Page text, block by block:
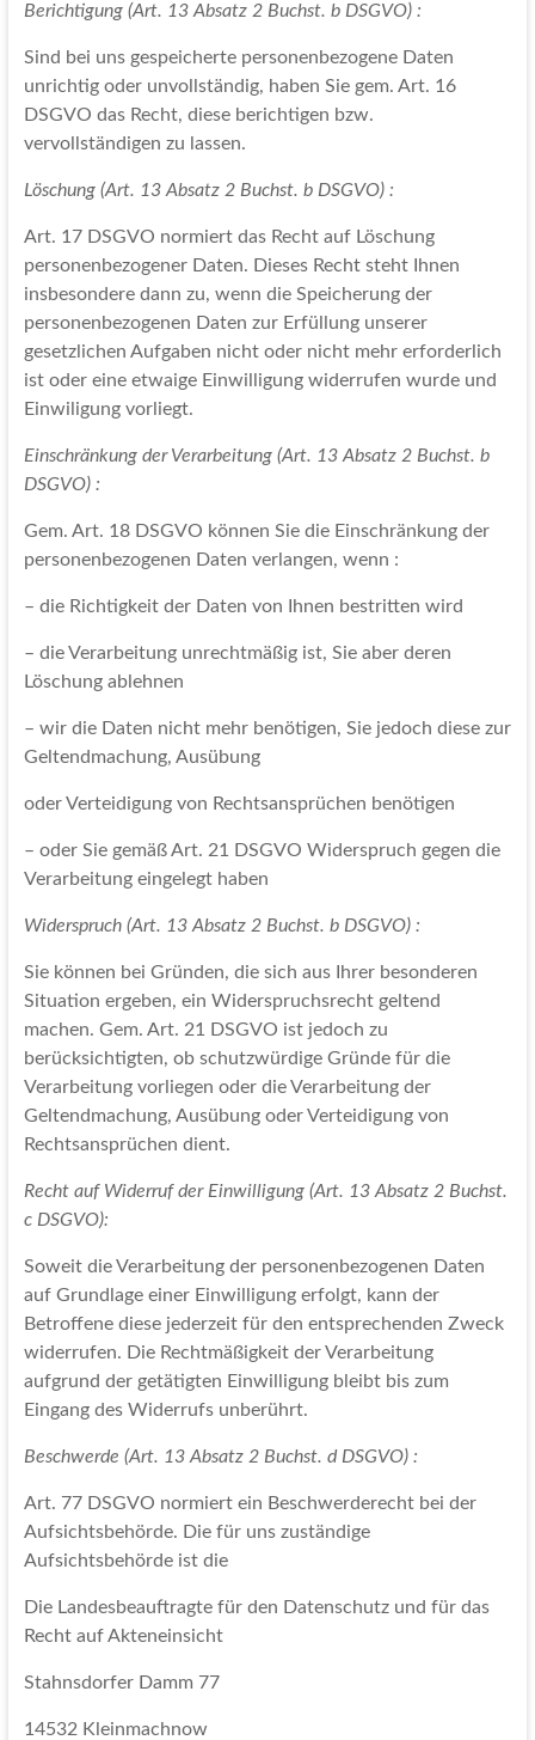
Berichtigung (Art. 13 Absatz 2 Buchst. b DSGVO) :
Sind bei uns gespeicherte personenbezogene Daten
unrichtig oder unvollständig, haben Sie gem. Art. 16
DSGVO das Recht, diese berichtigen bzw.
vervollständigen zu lassen.
Löschung (Art. 13 Absatz 2 Buchst. b DSGVO) :
Art. 17 DSGVO normiert das Recht auf Löschung
personenbezogener Daten. Dieses Recht steht Ihnen
insbesondere dann zu, wenn die Speicherung der
personenbezogenen Daten zur Erfüllung unserer
gesetzlichen Aufgaben nicht oder nicht mehr erforderlich
ist oder eine etwaige Einwilligung widerrufen wurde und
Einwiligung vorliegt.
Einschränkung der Verarbeitung (Art. 13 Absatz 2 Buchst. b
DSGVO) :
Gem. Art. 18 DSGVO können Sie die Einschränkung der
personenbezogenen Daten verlangen, wenn :
– die Richtigkeit der Daten von Ihnen bestritten wird
– die Verarbeitung unrechtmäßig ist, Sie aber deren
Löschung ablehnen
– wir die Daten nicht mehr benötigen, Sie jedoch diese zur
Geltendmachung, Ausübung
oder Verteidigung von Rechtsansprüchen benötigen
– oder Sie gemäß Art. 21 DSGVO Widerspruch gegen die
Verarbeitung eingelegt haben
Widerspruch (Art. 13 Absatz 2 Buchst. b DSGVO) :
Sie können bei Gründen, die sich aus Ihrer besonderen
Situation ergeben, ein Widerspruchsrecht geltend
machen. Gem. Art. 21 DSGVO ist jedoch zu
berücksichtigten, ob schutzwürdige Gründe für die
Verarbeitung vorliegen oder die Verarbeitung der
Geltendmachung, Ausübung oder Verteidigung von
Rechtsansprüchen dient.
Recht auf Widerruf der Einwilligung (Art. 13 Absatz 2 Buchst.
c DSGVO):
Soweit die Verarbeitung der personenbezogenen Daten
auf Grundlage einer Einwilligung erfolgt, kann der
Betroffene diese jederzeit für den entsprechenden Zweck
widerrufen. Die Rechtmäßigkeit der Verarbeitung
aufgrund der getätigten Einwilligung bleibt bis zum
Eingang des Widerrufs unberührt.
Beschwerde (Art. 13 Absatz 2 Buchst. d DSGVO) :
Art. 77 DSGVO normiert ein Beschwerderecht bei der
Aufsichtsbehörde. Die für uns zuständige
Aufsichtsbehörde ist die
Die Landesbeauftragte für den Datenschutz und für das
Recht auf Akteneinsicht
Stahnsdorfer Damm 77
14532 Kleinmachnow